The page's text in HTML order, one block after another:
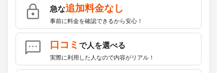
急な追加料金なし
事前に料金を確認できるから安心！
口コミで人を選べる
実際に利用した人なので内容がリアル！